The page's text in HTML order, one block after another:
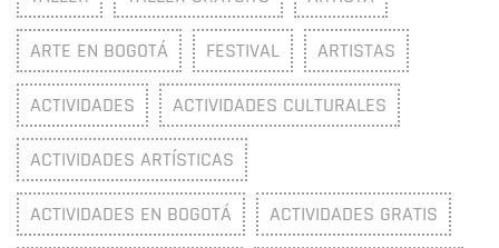
ARTE EN BOGOTÁ FESTIVAL ARTISTAS
ACTIVIDADES ACTIVIDADES CULTURALES
ACTIVIDADES ARTÍSTICAS
ACTIVIDADES EN BOGOTÁ ACTIVIDADES GRATIS